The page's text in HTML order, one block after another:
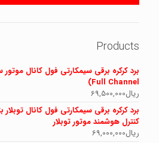
Products
Full Channel)
ریال69,500,000
کنترل هوشمند موتور توبلار
ریال69,000,000